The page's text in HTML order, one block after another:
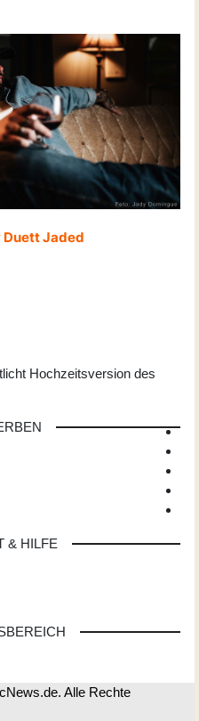
Duett Jaded
Hochzeitsversion des
& HILFE
Alle Rechte